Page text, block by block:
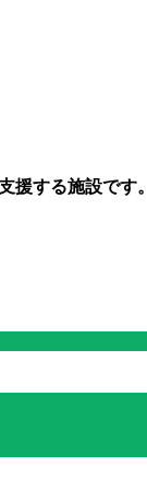
援する施設です。